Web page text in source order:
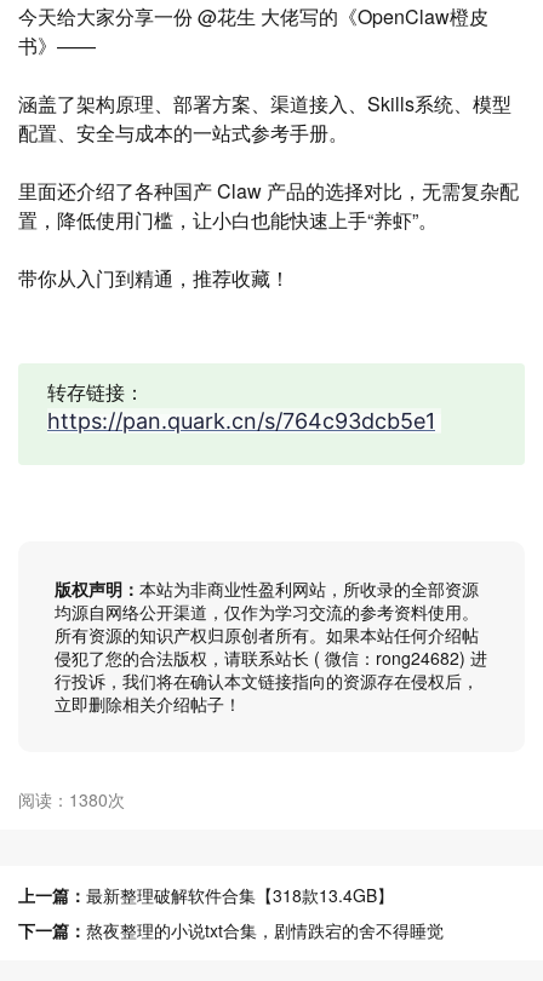
今天给大家分享一份 @花生 大佬写的《OpenClaw橙皮
书》——
涵盖了架构原理、部署方案、渠道接入、Skills系统、模型
配置、安全与成本的一站式参考手册。
里面还介绍了各种国产 Claw 产品的选择对比，无需复杂配
置，降低使用门槛，让小白也能快速上手“养虾”。
带你从入门到精通，推荐收藏！
转存链接：
https://pan.quark.cn/s/764c93dcb5e1
版权声明： 本站为非商业性盈利网站，所收录的全部资源
均源自网络公开渠道，仅作为学习交流的参考资料使用。
所有资源的知识产权归原创者所有。如果本站任何介绍帖
侵犯了您的合法版权，请联系站长 ( 微信：rong24682) 进
行投诉，我们将在确认本文链接指向的资源存在侵权后，
立即删除相关介绍帖子！
阅读：1380次
上一篇： 最新整理破解软件合集【318款13.4GB】
下一篇： 熬夜整理的小说txt合集，剧情跌宕的舍不得睡觉